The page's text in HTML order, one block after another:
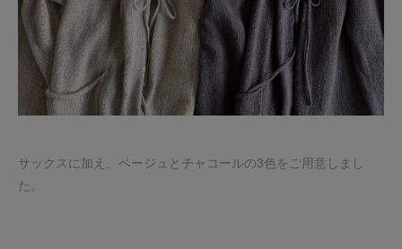
サックスに加え、ベージュとチャコールの3色をご用意しまし
た。